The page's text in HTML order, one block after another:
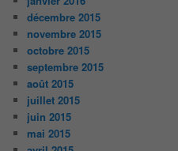
décembre 2015
novembre 2015
octobre 2015
septembre 2015
août 2015
juillet 2015
juin 2015
mai 2015